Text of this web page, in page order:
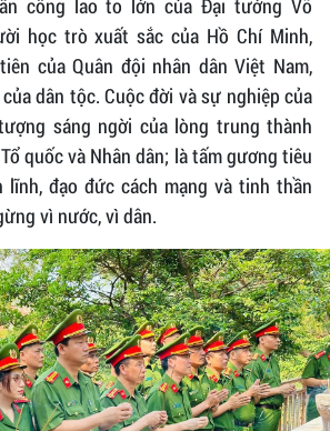
công lao to lớn của Đại tướng Võ
học trò xuất sắc của Hồ Chí Minh,
của Quân đội nhân dân Việt Nam,
dân tộc. Cuộc đời và sự nghiệp của
sáng ngời của lòng trung thành
quốc và Nhân dân; là tấm gương tiêu
lĩnh, đạo đức cách mạng và tinh thần
vì nước, vì dân.